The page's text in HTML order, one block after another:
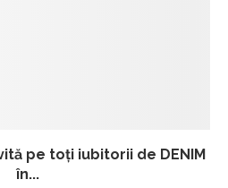
pe toți iubitorii de DENIM
în...